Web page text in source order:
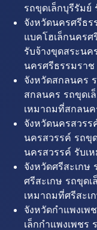
รถขุดเล็กบุรีรัมย์
จังหวัดนครศรีธ
แบคโฮเล็กนคร
รับจ้างขุดสระนค
นครศรีธรรมราช
จังหวัดสกลนคร
สกลนคร รถขุดเ
เหมาถมที่สกลนค
จังหวัดนครสวรร
นครสวรรค์ รถขุ
นครสวรรค์ รับเ
จังหวัดศรีสะเกษ
ศรีสะเกษ รถขุดเ
เหมาถมที่ศรีสะเ
จังหวัดกำแพงเพ
เล็กกำแพงเพชร